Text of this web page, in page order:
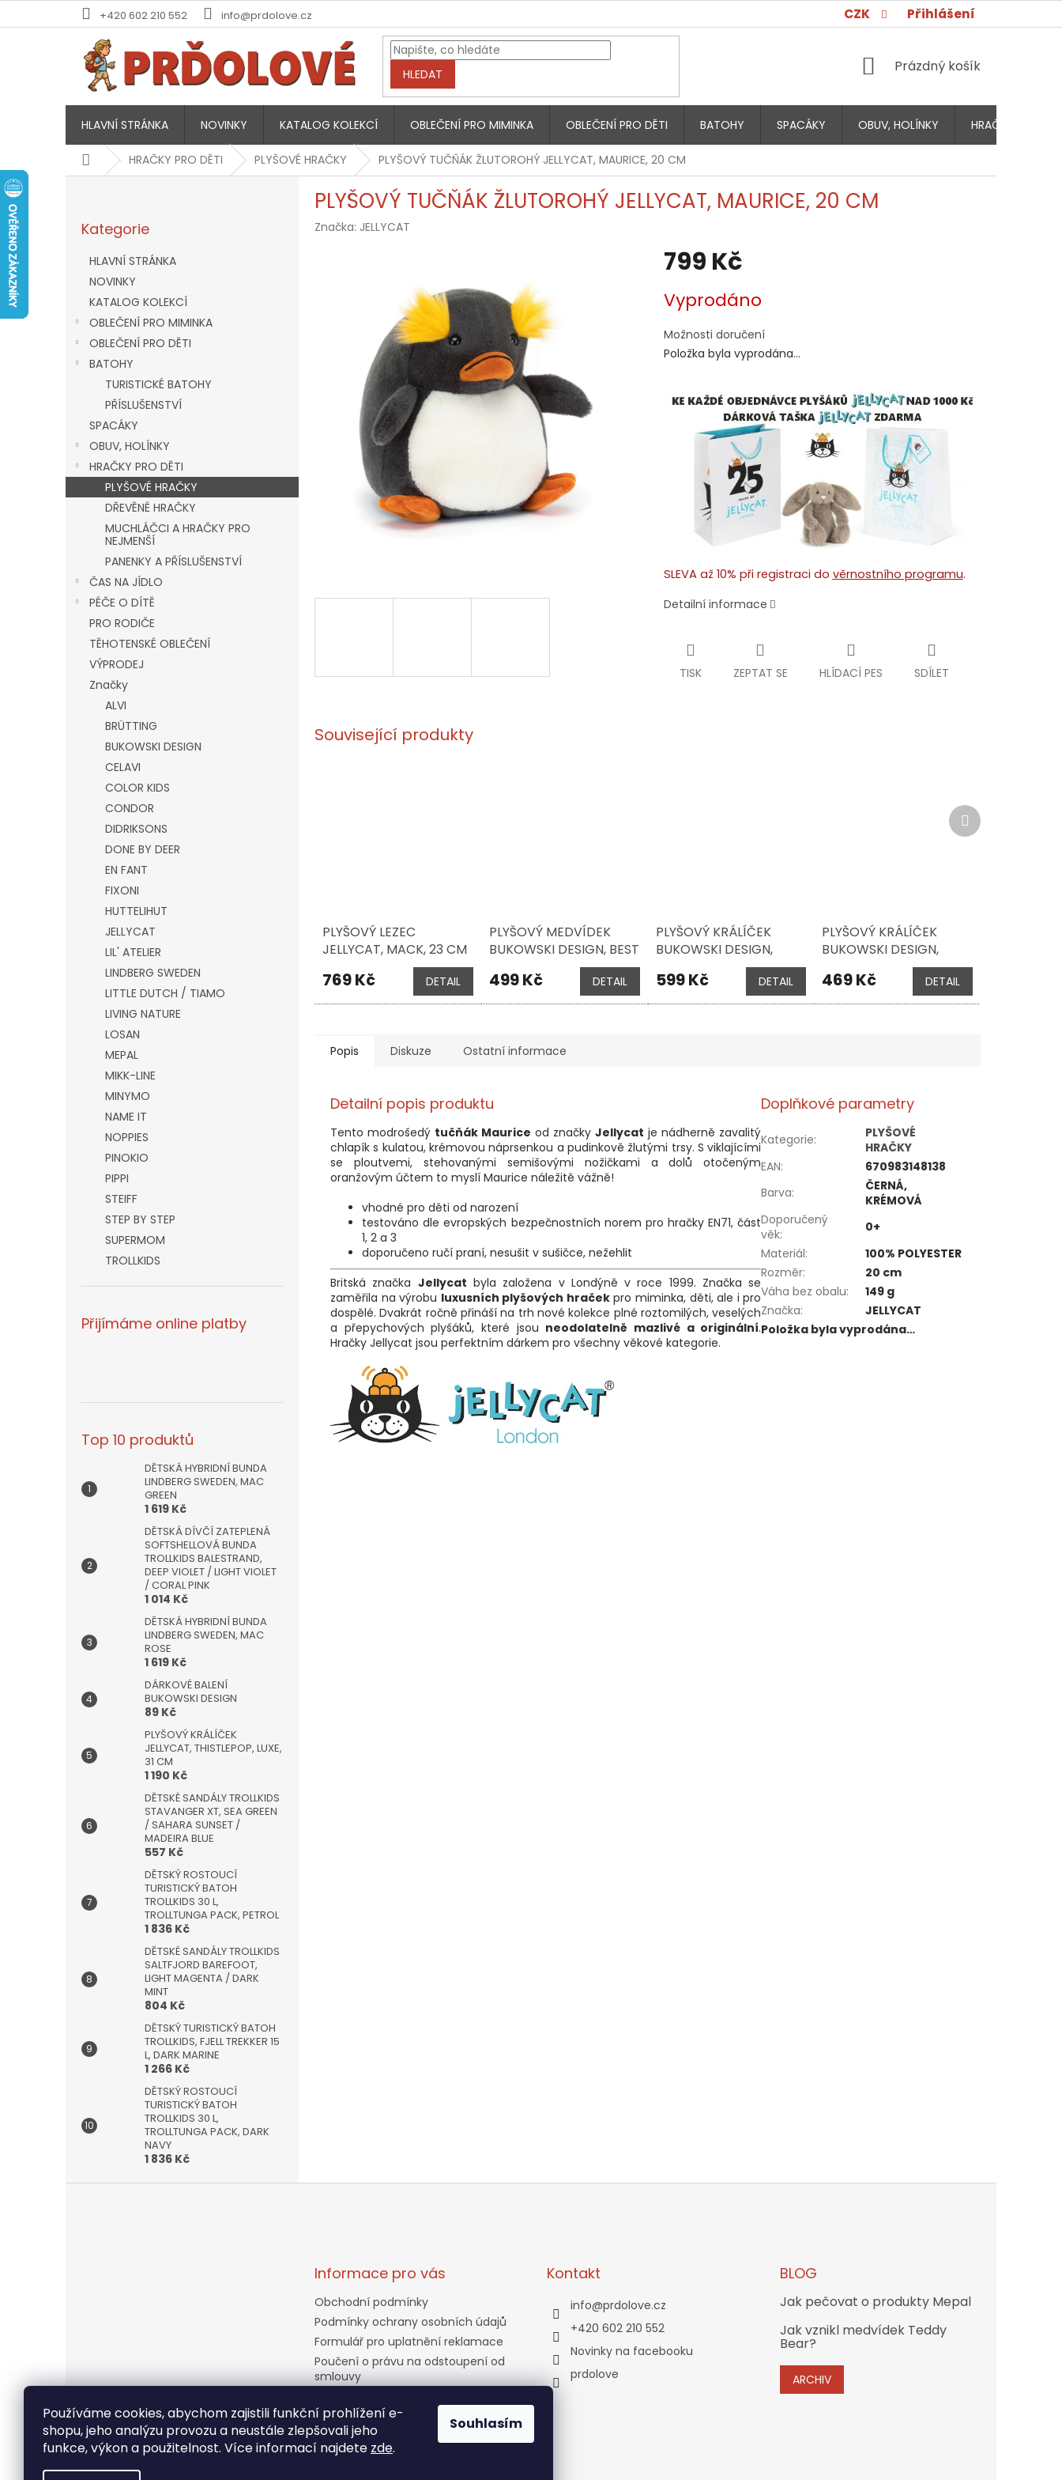
Používáme cookies, abychom zajistili funkční prohlížení e-
shopu, jeho analýzu provozu a neustále zlepšovali jeho
funkce, výkon a použitelnost. Více informací najdete zde.
Souhlasím
+420 602 210 552 info@prdolove.cz CZK Přihlášení
HLEDAT
NÁKUPNÍ
Prázdný košík
HLAVNÍ STRÁNKA NOVINKY KATALOG KOLEKCÍ OBLEČENÍ PRO MIMINKA OBLEČENÍ PRO DĚTI BATOHY SPACÁKY OBUV, HOLÍNKY HRAČKY PRO
DomůHRAČKY PRO DĚTI PLYŠOVÉ HRAČKY PLYŠOVÝ TUČŇÁK ŽLUTOROHÝ JELLYCAT, MAURICE, 20 CM
kategorie
Kategorie
HLAVNÍ STRÁNKA
NOVINKY
KATALOG KOLEKCÍ
OBLEČENÍ PRO MIMINKA
OBLEČENÍ PRO DĚTI
BATOHY
TURISTICKÉ BATOHY
PŘÍSLUŠENSTVÍ
SPACÁKY
OBUV, HOLÍNKY
HRAČKY PRO DĚTI
PLYŠOVÉ HRAČKY
DŘEVĚNÉ HRAČKY
MUCHLÁČCI A HRAČKY PRO
NEJMENŠÍ
PANENKY A PŘÍSLUŠENSTVÍ
ČAS NA JÍDLO
PÉČE O DÍTĚ
PRO RODIČE
TĚHOTENSKÉ OBLEČENÍ
VÝPRODEJ
Značky
ALVI
BRÜTTING
BUKOWSKI DESIGN
CELAVI
COLOR KIDS
CONDOR
DIDRIKSONS
DONE BY DEER
EN FANT
FIXONI
HUTTELIHUT
JELLYCAT
LIL' ATELIER
LINDBERG SWEDEN
LITTLE DUTCH / TIAMO
LIVING NATURE
LOSAN
MEPAL
MIKK-LINE
MINYMO
NAME IT
NOPPIES
PINOKIO
PIPPI
STEIFF
STEP BY STEP
SUPERMOM
TROLLKIDS
Přijímáme online platby
Top 10 produktů
DĚTSKÁ HYBRIDNÍ BUNDA
LINDBERG SWEDEN, MAC
GREEN
1 619 Kč
DĚTSKÁ DÍVČÍ ZATEPLENÁ
SOFTSHELLOVÁ BUNDA
TROLLKIDS BALESTRAND,
DEEP VIOLET / LIGHT VIOLET
/ CORAL PINK
1 014 Kč
DĚTSKÁ HYBRIDNÍ BUNDA
LINDBERG SWEDEN, MAC
ROSE
1 619 Kč
DÁRKOVÉ BALENÍ
BUKOWSKI DESIGN
89 Kč
PLYŠOVÝ KRÁLÍČEK
JELLYCAT, THISTLEPOP, LUXE,
31 CM
1 190 Kč
DĚTSKÉ SANDÁLY TROLLKIDS
STAVANGER XT, SEA GREEN
/ SAHARA SUNSET /
MADEIRA BLUE
557 Kč
DĚTSKÝ ROSTOUCÍ
TURISTICKÝ BATOH
TROLLKIDS 30 L,
TROLLTUNGA PACK, PETROL
1 836 Kč
DĚTSKÉ SANDÁLY TROLLKIDS
SALTFJORD BAREFOOT,
LIGHT MAGENTA / DARK
MINT
804 Kč
DĚTSKÝ TURISTICKÝ BATOH
TROLLKIDS, FJELL TREKKER 15
L, DARK MARINE
1 266 Kč
DĚTSKÝ ROSTOUCÍ
TURISTICKÝ BATOH
TROLLKIDS 30 L,
TROLLTUNGA PACK, DARK
NAVY
1 836 Kč
PLYŠOVÝ TUČŇÁK ŽLUTOROHÝ JELLYCAT, MAURICE, 20 CM
Značka: JELLYCAT
799 Kč
cena:
Vyprodáno
Možnosti doručení
Položka byla vyprodána…
SLEVA až 10% při registraci do věrnostního programu.
Detailní informace
TISK ZEPTAT SE HLÍDACÍ PES SDÍLET
Související produkty
PLYŠOVÝ LEZEC
JELLYCAT, MACK, 23 CM
769 Kč DETAIL
PLYŠOVÝ MEDVÍDEK
BUKOWSKI DESIGN, BEST
499 Kč DETAIL
PLYŠOVÝ KRÁLÍČEK
BUKOWSKI DESIGN,
JUMPY HEAVENLY BLUE,
30 CM
599 Kč DETAIL
PLYŠOVÝ KRÁLÍČEK
BUKOWSKI DESIGN,
BABY BUNNY LIME, 15 CM
469 Kč DETAIL
Další
produkt
Popis Diskuze Ostatní informace
Detailní popis produktu
Tento modrošedý tučňák Maurice od značkyJellycat je nádherně zavalitý
chlapík s kulatou, krémovou náprsenkou a pudinkově žlutými trsy. S viklajícími
se ploutvemi, stehovanými semišovými nožičkami a dolů otočeným
oranžovým účtem to myslí Maurice náležitě vážně!
vhodné pro děti od narození
testováno dle evropských bezpečnostních norem pro hračky EN71, část
1, 2 a 3
doporučeno ručí praní, nesušit v sušičce, nežehlit
Britská značka Jellycat byla založena v Londýně v roce 1999. Značka se
zaměřila na výrobu luxusních plyšových hračekpro miminka, děti, ale i pro
dospělé. Dvakrát ročně přináší na trh nové kolekce plné roztomilých, veselých
a přepychových plyšáků, které jsou neodolatelně mazlivé a originální.
Hračky Jellycat jsou perfektním dárkem pro všechny věkové kategorie.
Doplňkové parametry
Kategorie:
PLYŠOVÉ
HRAČKY
EAN:
670983148138
Barva:
ČERNÁ,
KRÉMOVÁ
Doporučený
věk:
0+
Materiál:
100% POLYESTER
Rozměr:
20 cm
Váha bez obalu:
149 g
Značka:
JELLYCAT
Položka byla vyprodána…
Informace pro vás
Obchodní podmínky
Podmínky ochrany osobních údajů
Formulář pro uplatnění reklamace
Poučení o právu na odstoupení od
smlouvy
Věrnostní program
Kontakty
Moje objednávka
Kontakt
info@prdolove.cz
+420 602 210 552
Novinky na facebooku
prdolove
BLOG
Jak pečovat o produkty Mepal
Jak vznikl medvídek Teddy
Bear?
ARCHIV